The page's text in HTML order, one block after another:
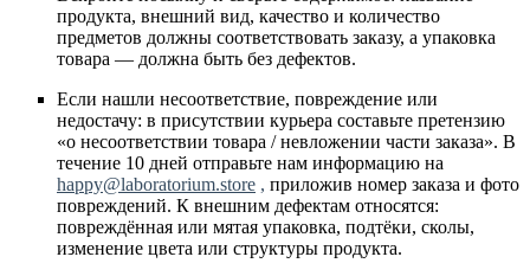
продукта, внешний вид, качество и количество
предметов должны соответствовать заказу, а упаковка
товара — должна быть без дефектов.
Если нашли несоответствие, повреждение или
недостачу: в присутствии курьера составьте претензию
«о несоответствии товара / невложении части заказа». В
течение 10 дней отправьте нам информацию на
happy@laboratorium.store , приложив номер заказа и фото
повреждений. К внешним дефектам относятся:
повреждённая или мятая упаковка, подтёки, сколы,
изменение цвета или структуры продукта.